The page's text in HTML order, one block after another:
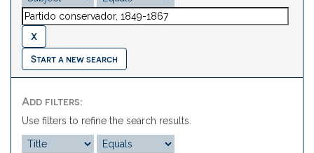
Start a new search
Add filters:
Use filters to refine the search results.